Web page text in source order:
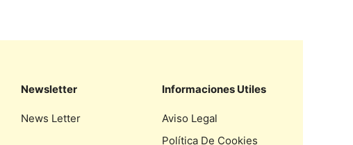
Newsletter
News Letter
Informaciones Utiles
Aviso Legal
Política De Cookies